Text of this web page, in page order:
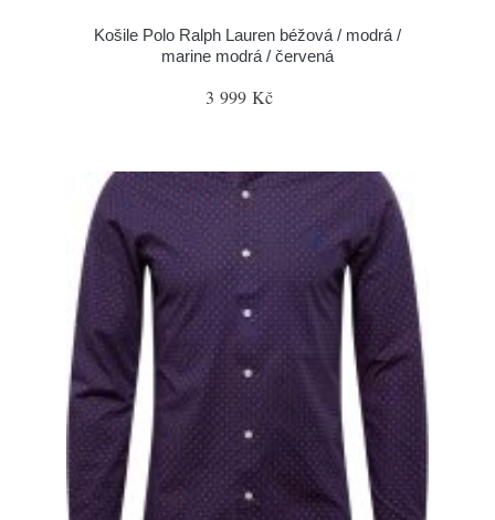
Košile Polo Ralph Lauren béžová / modrá /
marine modrá / červená
3 999 Kč